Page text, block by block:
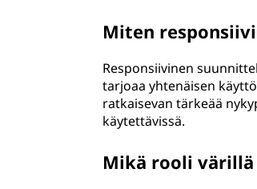
Miten
Responsiivinen
tarjoaa yhtenäisen
ratkaisevan tärkeää
käytettävissä.
Mikä rooli värillä